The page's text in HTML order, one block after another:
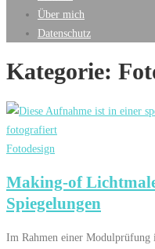
Über mich
Datenschutz
Kategorie:
Fotodesign
Making-of
Spiegelungen
Im Rahmen einer Modulprüfung